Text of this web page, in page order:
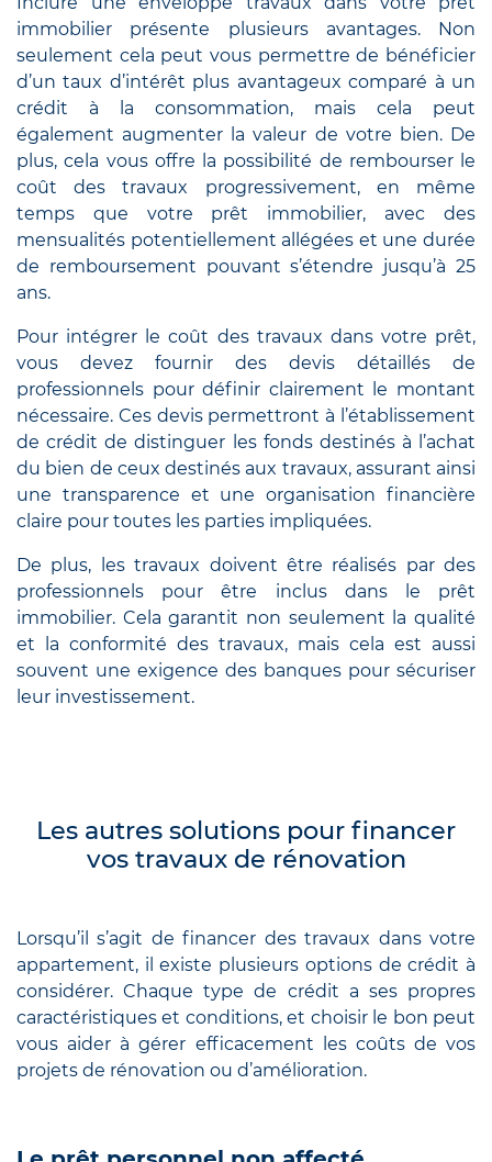
immobilier présente plusieurs avantages. Non
seulement cela peut vous permettre de bénéficier
d’un taux d’intérêt plus avantageux comparé à un
crédit à la consommation, mais cela peut
également augmenter la valeur de votre bien. De
plus, cela vous offre la possibilité de rembourser le
coût des travaux progressivement, en même
temps que votre prêt immobilier, avec des
mensualités potentiellement allégées et une durée
de remboursement pouvant s’étendre jusqu’à 25
ans.
Pour intégrer le coût des travaux dans votre prêt,
vous devez fournir des devis détaillés de
professionnels pour définir clairement le montant
nécessaire. Ces devis permettront à l’établissement
de crédit de distinguer les fonds destinés à l’achat
du bien de ceux destinés aux travaux, assurant ainsi
une transparence et une organisation financière
claire pour toutes les parties impliquées.
De plus, les travaux doivent être réalisés par des
professionnels pour être inclus dans le prêt
immobilier. Cela garantit non seulement la qualité
et la conformité des travaux, mais cela est aussi
souvent une exigence des banques pour sécuriser
leur investissement.
Les autres solutions pour financer
vos travaux de rénovation
Lorsqu’il s’agit de financer des travaux dans votre
appartement, il existe plusieurs options de crédit à
considérer. Chaque type de crédit a ses propres
caractéristiques et conditions, et choisir le bon peut
vous aider à gérer efficacement les coûts de vos
projets de rénovation ou d’amélioration.